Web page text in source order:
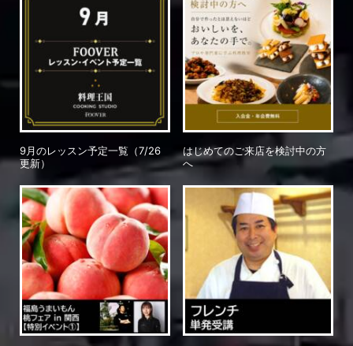
9月のレッスン予定一覧（7/26
更新）
はじめてのご来店を検討中の方
へ